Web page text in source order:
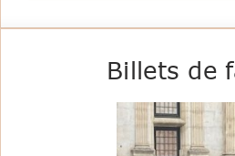
Billets de